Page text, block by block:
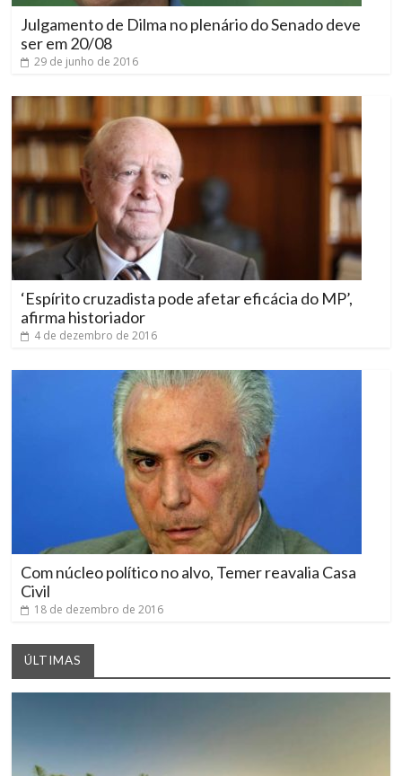
Julgamento de Dilma no plenário do Senado deve
ser em 20/08
29 de junho de 2016
‘Espírito cruzadista pode afetar eficácia do MP’,
afirma historiador
4 de dezembro de 2016
Com núcleo político no alvo, Temer reavalia Casa
Civil
18 de dezembro de 2016
ÚLTIMAS